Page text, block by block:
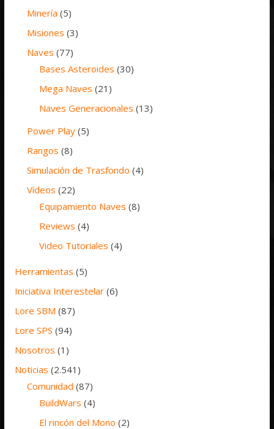
Minería (5)
Misiones (3)
Naves (77)
Bases Asteroides (30)
Mega Naves (21)
Naves Generacionales (13)
Power Play (5)
Rangos (8)
Simulación de Trasfondo (4)
Vídeos (22)
Equipamiento Naves (8)
Reviews (4)
Video Tutoriales (4)
Herramientas (5)
Iniciativa Interestelar (6)
Lore SBM (87)
Lore SPS (94)
Nosotros (1)
Noticias (2.541)
Comunidad (87)
BuildWars (4)
El rincón del Mono (2)